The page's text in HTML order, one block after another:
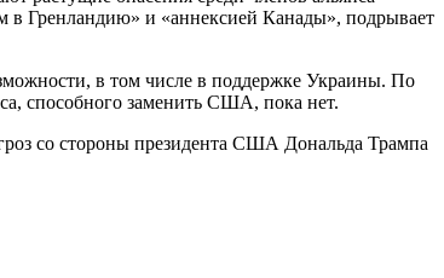
Гренландию» и «аннексией Канады», подрывает
в том числе в поддержке Украины. По
способного заменить США, пока нет.
со стороны президента США Дональда Трампа